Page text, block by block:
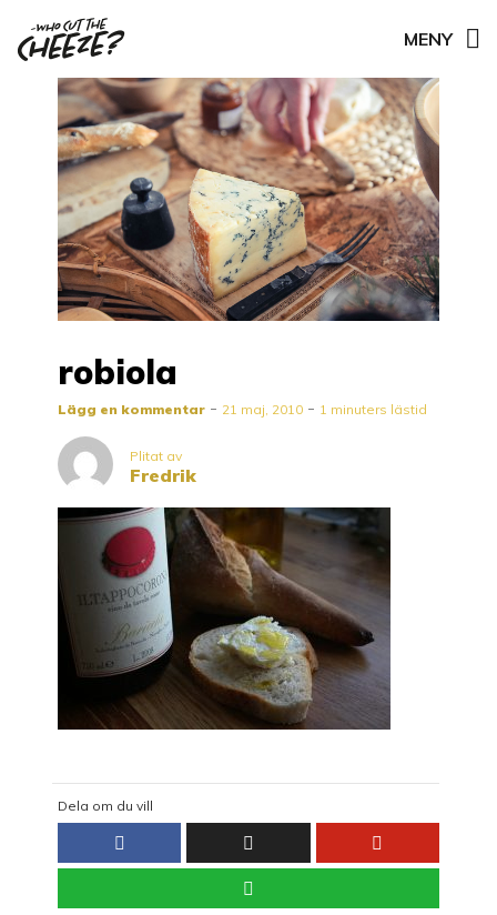
MENY
robiola
Lägg en kommentar 21 maj, 2010 1 minuters lästid
Plitat av
Fredrik
Dela om du vill